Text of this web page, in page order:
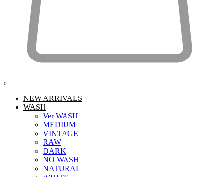
0
NEW ARRIVALS
WASH
Ver WASH
MEDIUM
VINTAGE
RAW
DARK
NO WASH
NATURAL